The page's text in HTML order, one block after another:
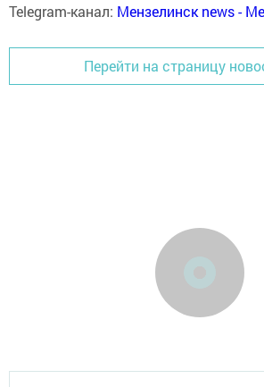
Telegram-канал: Мензелинск news -
Перейти на страницу